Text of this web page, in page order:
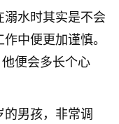
水时其实是不会
中便更加谨慎。
便会多长个心
男孩，非常调